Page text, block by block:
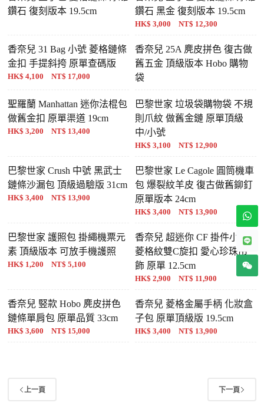
鑽石 復刻版本 19.5cm
鑽石 黑金 復刻版本 19.5cm
HK$ 3,000 NT$ 12,300
香奈兒 31 Bag 小號 菱格鏈條
金扣 手提斜挎 原單查碼版
HK$ 4,100 NT$ 17,000
香奈兒 25A 麂皮拼色 復古做
舊五金 頂級版本 Hobo 購物
袋
聖羅蘭 Manhattan 迷你法棍包
做舊金扣 原單渠道 19cm
HK$ 3,200 NT$ 13,400
巴黎世家 垃圾袋購物袋 不規
則爪紋 做舊金鏈 原單頂級
中/小號
HK$ 3,100 NT$ 12,900
巴黎世家 Crush 中號 黑武士
鏈條沙漏包 頂級過驗版 31cm
HK$ 3,400 NT$ 13,900
巴黎世家 Le Cagole 圓筒機車
包 爆裂紋羊皮 復古做舊鉚釘
原單版本 24cm
HK$ 3,400 NT$ 13,900
巴黎世家 護照包 掛繩機票元
素 頂級版本 可放手機護照
HK$ 1,200 NT$ 5,100
香奈兒 超迷你 CF 掛件小包
菱格紋雙C旋扣 愛心珍珠吊
飾 原單 12.5cm
HK$ 2,900 NT$ 11,900
香奈兒 竪款 Hobo 麂皮拼色
鏈條單肩包 原單品質 33cm
HK$ 3,600 NT$ 15,000
香奈兒 菱格金屬手柄 化妝盒
子包 原單頂級版 19.5cm
HK$ 3,400 NT$ 13,900
上一頁 下一頁